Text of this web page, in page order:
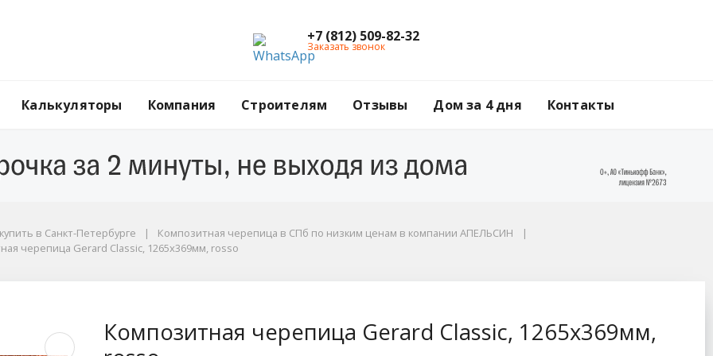
+7 (812) 509-82-32
Заказать звонок
Калькуляторы Компания Строителям Отзывы Дом за 4 дня Контакты
в Санкт-Петербурге
Композитная черепица в СПб по низким ценам в компании АПЕЛЬСИН
черепица Gerard Classic, 1265x369мм, rosso
Композитная черепица Gerard Classic, 1265x369мм,